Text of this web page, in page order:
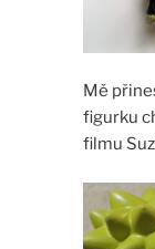
Mě
figurku
filmu